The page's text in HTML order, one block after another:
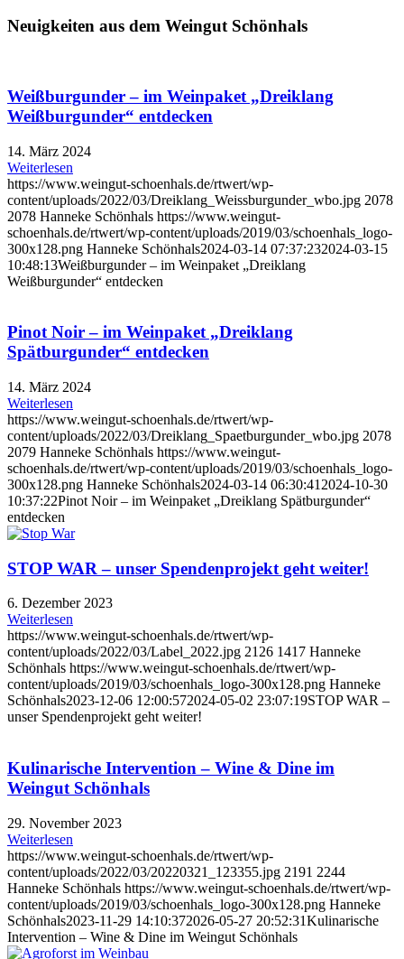
Neuigkeiten aus dem Weingut Schönhals
Weißburgunder – im Weinpaket „Dreiklang
Weißburgunder“ entdecken
14. März 2024
Weiterlesen
https://www.weingut-schoenhals.de/rtwert/wp-
content/uploads/2022/03/Dreiklang_Weissburgunder_wbo.jpg 2078
2078 Hanneke Schönhals https://www.weingut-
schoenhals.de/rtwert/wp-content/uploads/2019/03/schoenhals_logo-
300x128.png Hanneke Schönhals2024-03-14 07:37:232024-03-15
10:48:13Weißburgunder – im Weinpaket „Dreiklang
Weißburgunder“ entdecken
Pinot Noir – im Weinpaket „Dreiklang
Spätburgunder“ entdecken
14. März 2024
Weiterlesen
https://www.weingut-schoenhals.de/rtwert/wp-
content/uploads/2022/03/Dreiklang_Spaetburgunder_wbo.jpg 2078
2079 Hanneke Schönhals https://www.weingut-
schoenhals.de/rtwert/wp-content/uploads/2019/03/schoenhals_logo-
300x128.png Hanneke Schönhals2024-03-14 06:30:41 2024-10-30
10:37:22Pinot Noir – im Weinpaket „Dreiklang Spätburgunder“
entdecken
STOP WAR – unser Spendenprojekt geht weiter!
6. Dezember 2023
Weiterlesen
https://www.weingut-schoenhals.de/rtwert/wp-
content/uploads/2022/03/Label_2022.jpg 2126 1417 Hanneke
Schönhals https://www.weingut-schoenhals.de/rtwert/wp-
content/uploads/2019/03/schoenhals_logo-300x128.png Hanneke
Schönhals2023-12-06 12:00:572024-05-02 23:07:19STOP WAR –
unser Spendenprojekt geht weiter!
Kulinarische Intervention – Wine & Dine im
Weingut Schönhals
29. November 2023
Weiterlesen
https://www.weingut-schoenhals.de/rtwert/wp-
content/uploads/2022/03/20220321_123355.jpg 2191 2244
Hanneke Schönhals https://www.weingut-schoenhals.de/rtwert/wp-
content/uploads/2019/03/schoenhals_logo-300x128.png Hanneke
Schönhals2023-11-29 14:10:372026-05-27 20:52:31Kulinarische
Intervention – Wine & Dine im Weingut Schönhals